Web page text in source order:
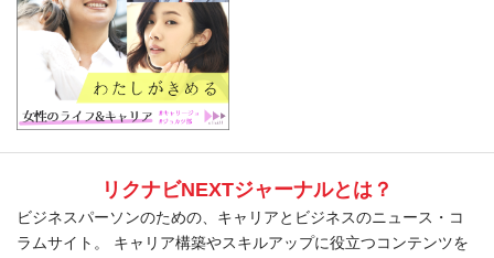
リクナビNEXTジャーナルとは？
ビジネスパーソンのための、キャリアとビジネスのニュース・コ
ラムサイト。 キャリア構築やスキルアップに役立つコンテンツを